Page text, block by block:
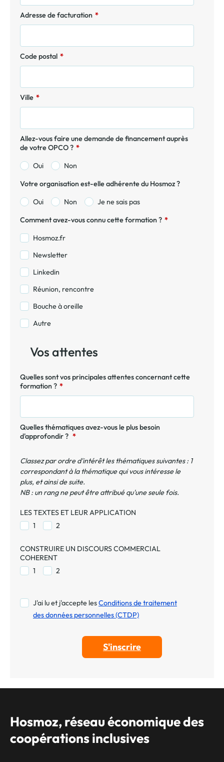
Adresse de facturation *
Code postal *
Ville *
Allez-vous faire une demande de financement auprès
de votre OPCO ? *
Oui
Non
Votre organisation est-elle adhérente du Hosmoz ?
Oui
Non
Je ne sais pas
Comment avez-vous connu cette formation ? *
Hosmoz.fr
Newsletter
Linkedin
Réunion, rencontre
Bouche à oreille
Autre
Vos attentes
Quelles sont vos principales attentes concernant cette
formation ? *
Quelles thématiques avez-vous le plus besoin
d'approfondir ? *
Classez par ordre d'intérêt les thématiques suivantes : 1
correspondant à la thématique qui vous intéresse le
plus, et ainsi de suite.
NB : un rang ne peut être attribué qu'une seule fois.
LES TEXTES ET LEUR APPLICATION
1
2
CONSTRUIRE UN DISCOURS COMMERCIAL
COHERENT
1
2
J'ai lu et j'accepte lesConditions de traitement
des données personnelles (CTDP)
Hosmoz, réseau économique des
coopérations inclusives